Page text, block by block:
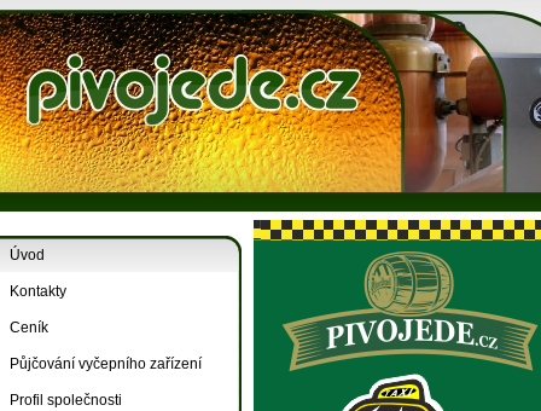
Úvod
Kontakty
Ceník
Půjčování vyčepního zařízení
Profil společnosti